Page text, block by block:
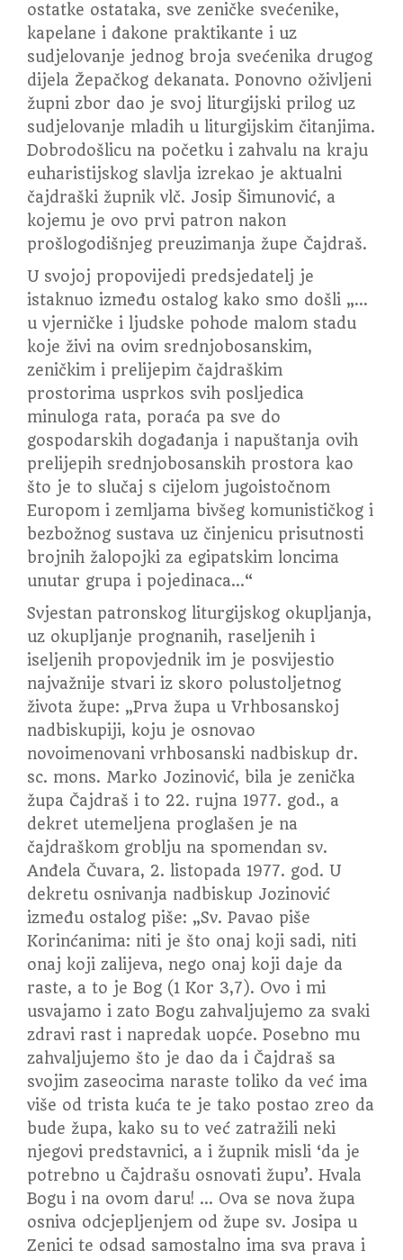
ostatke ostataka, sve zeničke svećenike,
kapelane i đakone praktikante i uz
sudjelovanje jednog broja svećenika drugog
dijela Žepačkog dekanata. Ponovno oživljeni
župni zbor dao je svoj liturgijski prilog uz
sudjelovanje mladih u liturgijskim čitanjima.
Dobrodošlicu na početku i zahvalu na kraju
euharistijskog slavlja izrekao je aktualni
čajdraški župnik vlč. Josip Šimunović, a
kojemu je ovo prvi patron nakon
prošlogodišnjeg preuzimanja župe Čajdraš.
U svojoj propovijedi predsjedatelj je
istaknuo između ostalog kako smo došli „…
u vjerničke i ljudske pohode malom stadu
koje živi na ovim srednjobosanskim,
zeničkim i prelijepim čajdraškim
prostorima usprkos svih posljedica
minuloga rata, poraća pa sve do
gospodarskih događanja i napuštanja ovih
prelijepih srednjobosanskih prostora kao
što je to slučaj s cijelom jugoistočnom
Europom i zemljama bivšeg komunističkog i
bezbožnog sustava uz činjenicu prisutnosti
brojnih žalopojki za egipatskim loncima
unutar grupa i pojedinaca…“
Svjestan patronskog liturgijskog okupljanja,
uz okupljanje prognanih, raseljenih i
iseljenih propovjednik im je posvijestio
najvažnije stvari iz skoro polustoljetnog
života župe: „Prva župa u Vrhbosanskoj
nadbiskupiji, koju je osnovao
novoimenovani vrhbosanski nadbiskup dr.
sc. mons. Marko Jozinović, bila je zenička
župa Čajdraš i to 22. rujna 1977. god., a
dekret utemeljena proglašen je na
čajdraškom groblju na spomendan sv.
Anđela Čuvara, 2. listopada 1977. god. U
dekretu osnivanja nadbiskup Jozinović
između ostalog piše: „Sv. Pavao piše
Korinćanima: niti je što onaj koji sadi, niti
onaj koji zalijeva, nego onaj koji daje da
raste, a to je Bog (1 Kor 3,7). Ovo i mi
usvajamo i zato Bogu zahvaljujemo za svaki
zdravi rast i napredak uopće. Posebno mu
zahvaljujemo što je dao da i Čajdraš sa
svojim zaseocima naraste toliko da već ima
više od trista kuća te je tako postao zreo da
bude župa, kako su to već zatražili neki
njegovi predstavnici, a i župnik misli ‘da je
potrebno u Čajdrašu osnovati župu’. Hvala
Bogu i na ovom daru! … Ova se nova župa
osniva odcjepljenjem od župe sv. Josipa u
Zenici te odsad samostalno ima sva prava i